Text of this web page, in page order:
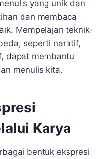
yang unik dan
dan membaca
Mempelajari teknik-
seperti naratif,
dapat membantu
menulis kita.
Karya
bentuk ekspresi